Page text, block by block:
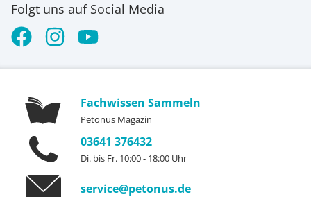
Folgt uns auf Social Media
Fachwissen Sammeln
Petonus Magazin
03641 376432
Di. bis Fr. 10:00 - 18:00 Uhr
service@petonus.de